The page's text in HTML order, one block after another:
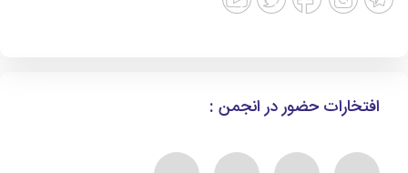
افتخارات حضور در انجمن :